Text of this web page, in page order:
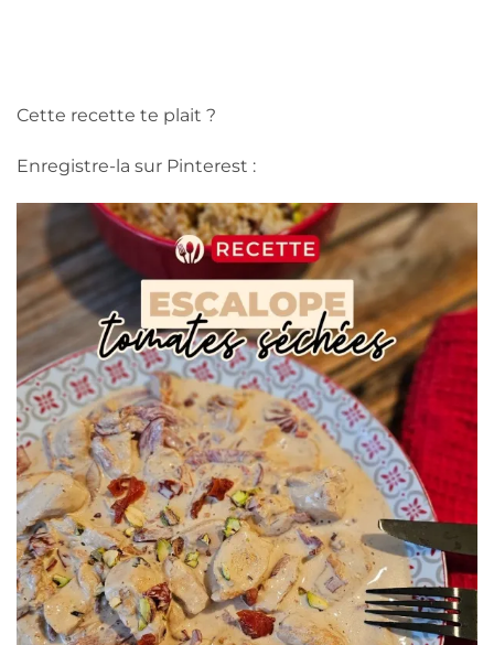
Cette recette te plait ?
Enregistre-la sur Pinterest :